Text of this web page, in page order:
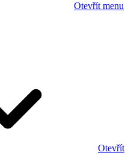
Otevřít menu
Otevřít